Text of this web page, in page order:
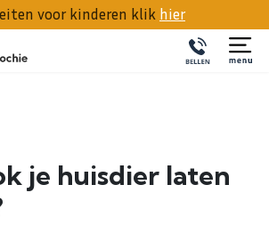
voor kinderen klik hier
je huisdier laten